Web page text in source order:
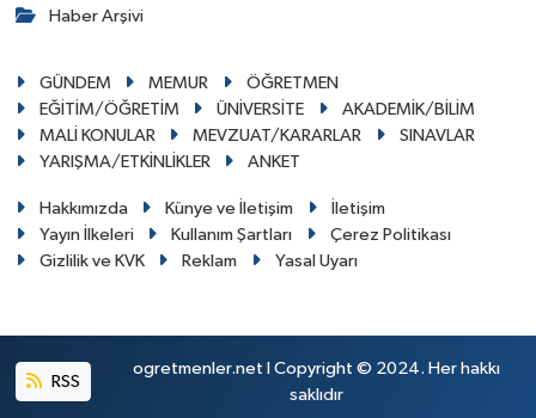
Haber Arşivi
GÜNDEM MEMUR
ÖĞRETMEN
EĞİTİM/ÖĞRETİM
ÜNİVERSİTE
AKADEMİK/BİLİM
MALİ KONULAR
MEVZUAT/KARARLAR
SINAVLAR
YARIŞMA/ETKİNLİKLER
ANKET
Hakkımızda Künye ve İletişim
İletişim
Yayın İlkeleri
Kullanım Şartları
Çerez Politikası
Gizlilik ve KVK
Reklam Yasal Uyarı
RSS
ogretmenler.net I Copyright © 2024. Her hakkı
saklıdır